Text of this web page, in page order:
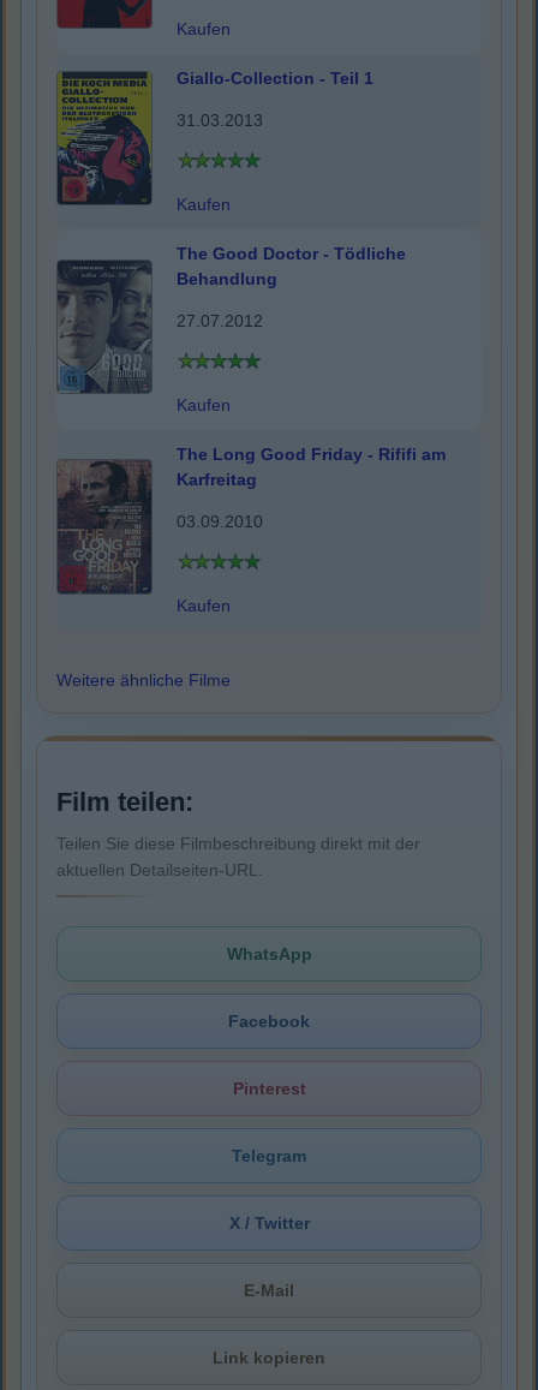
Kaufen
Giallo-Collection - Teil 1
31.03.2013
Kaufen
The Good Doctor - Tödliche
Behandlung
27.07.2012
Kaufen
The Long Good Friday - Rififi am
Karfreitag
03.09.2010
Kaufen
Weitere ähnliche Filme
Film teilen:
Teilen Sie diese Filmbeschreibung direkt mit der
aktuellen Detailseiten-URL.
WhatsApp
Facebook
Pinterest
Telegram
X / Twitter
E-Mail
Link kopieren